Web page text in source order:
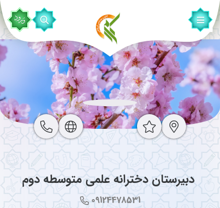
‌ دبیرستان دخترانه علمی متوسطه دوم
09124478531